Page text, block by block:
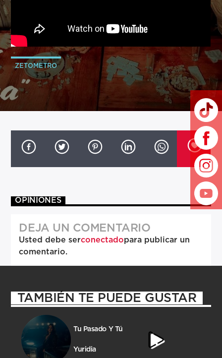
ZETOMETRO
OPINIONES
DEJA UN COMENTARIO
Usted debe serconectadopara publicar un
comentario.
TAMBIÉN TE PUEDE GUSTAR
Tu Pasado Y Tú
Yuridia